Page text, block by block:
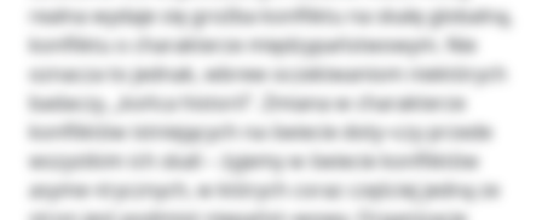
realna wydaje się groźba konfliktu na skalę globalną,
konfliktu o charakterze międzypaństwowym. Nie
oznacza to jednak, wbrew oczekiwaniom niektórych
badaczy, „końca historii”. Zmiana w charakterze
konfliktów istniejących na świecie doty¬czy przede
wszystkim ich skali – żyjemy w świecie konfliktów
asyme¬trycznych, w których coraz częściej jedną ze